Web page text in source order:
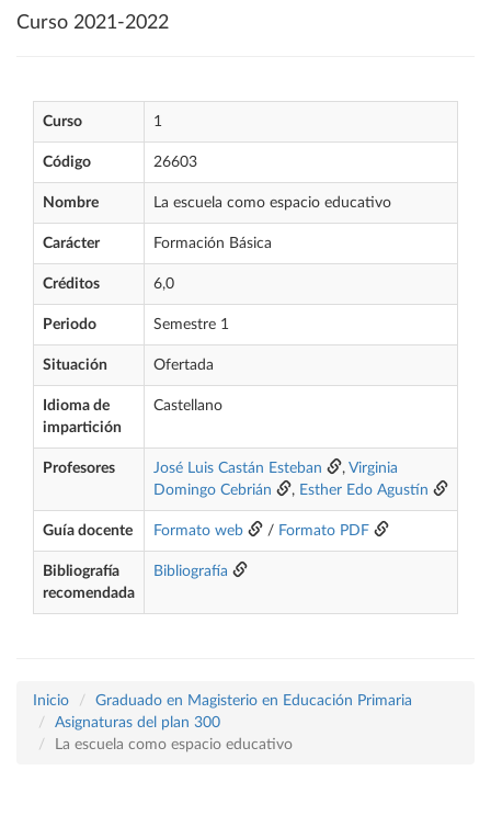
Curso 2021-2022
Curso 1
Código 26603
Nombre La escuela como espacio educativo
Carácter Formación Básica
Créditos 6,0
Periodo Semestre 1
Situación Ofertada
Idioma de
impartición
Castellano
Profesores José Luis Castán Esteban , Virginia
Domingo Cebrián
, Esther Edo Agustín
Guía docente Formato web / Formato PDF
Bibliografía
recomendada
Bibliografía
Inicio
Graduado en Magisterio en Educación Primaria
Asignaturas del plan 300
La escuela como espacio educativo